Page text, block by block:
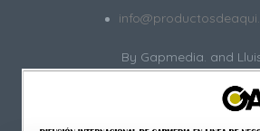
By Gapmedia. and